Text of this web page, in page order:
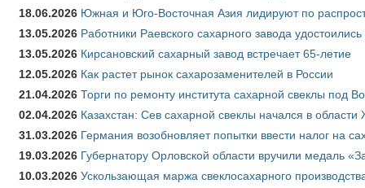
18.06.2026 Южная и Юго-Восточная Азия лидируют по
13.05.2026 Работники Раевского сахарного завода удостоились
13.05.2026 Кирсановский сахарный завод встречает 65-летие
12.05.2026 Как растет рынок сахарозаменителей в России
21.04.2026 Торги по ремонту института сахарной свеклы под
02.04.2026 Казахстан: Сев сахарной свеклы начался в области
31.03.2026 Германия возобновляет попытки ввести налог на
19.03.2026 Губернатору Орловской области вручили медаль
10.03.2026 Ускользающая маржа свеклосахарного